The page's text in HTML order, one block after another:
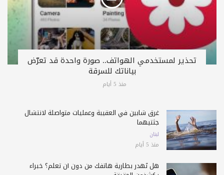
تحذير لمستخدمي الهواتف.. صورة واحدة قد تعرّض
بياناتك للسرقة
منذ 5 أيام
غرق شابين في العقيبة وعمليات متواصلة لانتشال
جثتيهما
لبنان
منذ 5 أيام
هل تُهدر بطارية هاتفك من دون أن تعلم؟ خبراء